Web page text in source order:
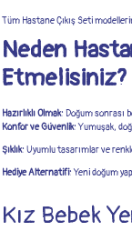
Tüm Hastane Çıkış Seti
Neden
Etmelisiniz?
Hazırlıklı Olmak: Doğum sonrası
Konfor ve Güvenlik:Yumuşak,
Şıklık: Uyumlu tasarımlar ve
Hediye Alternatifi:Yeni doğum
Kız Bebek